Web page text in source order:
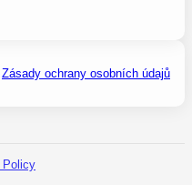
Zásady ochrany osobních údajů
Policy